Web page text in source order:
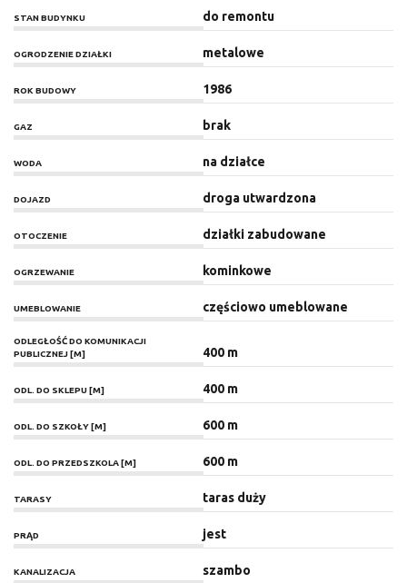
STAN BUDYNKU do remontu
OGRODZENIE DZIAŁKI metalowe
ROK BUDOWY 1986
GAZ brak
WODA na działce
DOJAZD droga utwardzona
OTOCZENIE działki zabudowane
OGRZEWANIE kominkowe
UMEBLOWANIE częściowo umeblowane
ODLEGŁOŚĆ DO KOMUNIKACJI
PUBLICZNEJ [M]
400 m
ODL. DO SKLEPU [M] 400 m
ODL. DO SZKOŁY [M] 600 m
ODL. DO PRZEDSZKOLA [M] 600 m
TARASY taras duży
PRĄD jest
KANALIZACJA szambo